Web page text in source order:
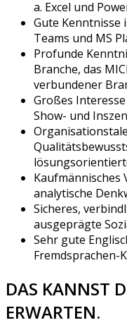
a. Excel und
Gute Kenntnisse
Teams und MS
Profunde
Branche, das
verbundener
Großes
Show- und
analytische
Sicheres,
ausgeprägte
Sehr gute
Fremdsprachen-
DAS KANNST
ERWARTEN.